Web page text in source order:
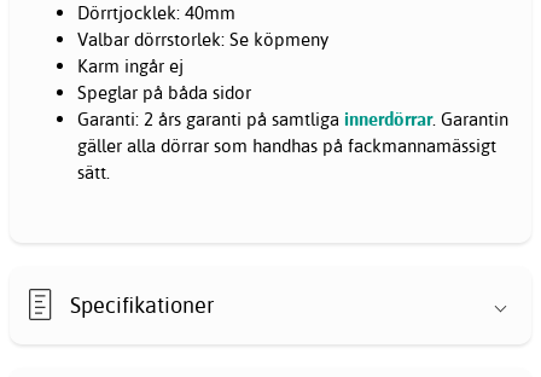
Dörrtjocklek: 40mm
Valbar dörrstorlek: Se köpmeny
Karm ingår ej
Speglar på båda sidor
Garanti: 2 års garanti på samtliga innerdörrar. Garantin
gäller alla dörrar som handhas på fackmannamässigt
sätt.
Specifikationer